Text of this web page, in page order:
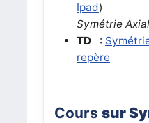
Ipad)
Symétrie
TD
:
repère
Cours sur